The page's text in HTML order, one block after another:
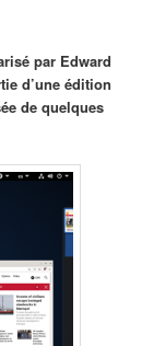
par Edward
d’une édition
de quelques